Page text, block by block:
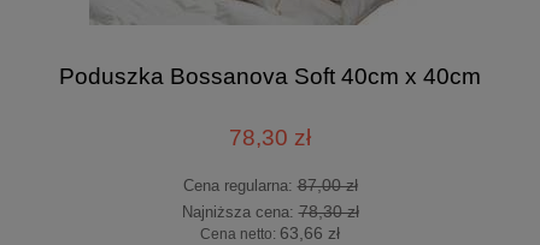
Poduszka Bossanova Soft 40cm x 40cm
78,30 zł
Cena regularna:87,00 zł
Najniższa cena:78,30 zł
Cena netto: 63,66 zł